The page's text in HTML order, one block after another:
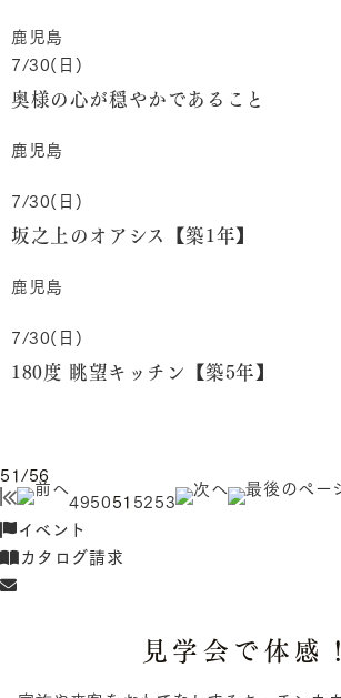
鹿児島
7/30(日)
奥様の心が穏やかであること
鹿児島
7/30(日)
坂之上のオアシス【築1年】
鹿児島
7/30(日)
180度 眺望キッチン【築5年】
51/56
495051 5253
イベント
カタログ請求
見学会で体感！